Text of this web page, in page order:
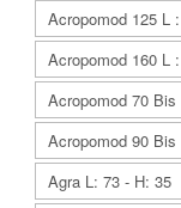
Acropomod 125 L
Acropomod 160 L
Acropomod 70 Bis
Acropomod 90 Bis
Agra L: 73 - H: 35